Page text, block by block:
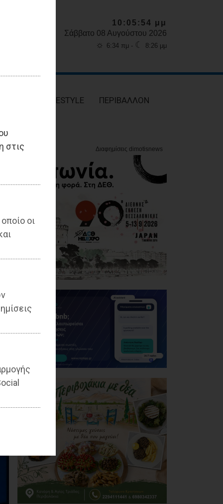
στις
οι
10:05:55 μμ
Σάββατο 08 Αυγούστου 2026
☼ 6:34 πμ - ☾ 8:26 μμ
LIFESTYLE ΠΕΡΙΒΑΛΛΟΝ